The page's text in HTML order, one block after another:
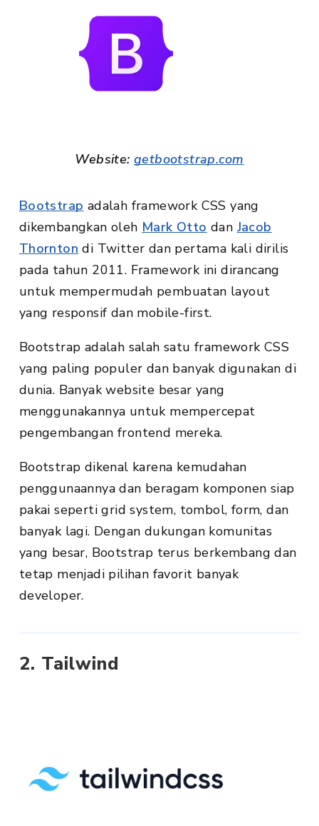
Website:getbootstrap.com
Bootstrap adalah framework CSS yang
dikembangkan oleh Mark Otto dan Jacob
Thornton di Twitter dan pertama kali dirilis
pada tahun 2011. Framework ini dirancang
untuk mempermudah pembuatan layout
yang responsif dan mobile-first.
Bootstrap adalah salah satu framework CSS
yang paling populer dan banyak digunakan di
dunia. Banyak website besar yang
menggunakannya untuk mempercepat
pengembangan frontend mereka.
Bootstrap dikenal karena kemudahan
penggunaannya dan beragam komponen siap
pakai seperti grid system, tombol, form, dan
banyak lagi. Dengan dukungan komunitas
yang besar, Bootstrap terus berkembang dan
tetap menjadi pilihan favorit banyak
developer.
2. Tailwind